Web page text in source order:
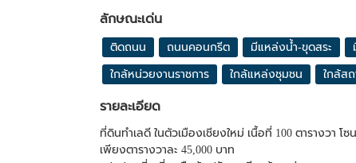
ลักษณะเด่น
ติดถนน ถนนคอนกรีต มีแหล่งน้ำ-ขุดสระ
ใกล้หน่วยงานราชการ ใกล้แหล่งชุมชน ใกล้ส
รายละเอียด
ที่ดินทำเลดี ในตัวเมืองเชียงใหม่ เนื้อที่ 100 ตารางวา โ
เพียงตารางวาละ 45,000 บาท